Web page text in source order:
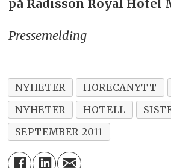
på Radisson Royal Hotel
Pressemelding
NYHETER HORECANYTT
NYHETER
HOTELL
SEPTEMBER 2011